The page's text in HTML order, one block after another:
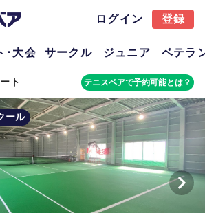
ログイン 登録
･大会 サークル ジュニア ベテラ
ト テニスベアで予約可能とは？
ール